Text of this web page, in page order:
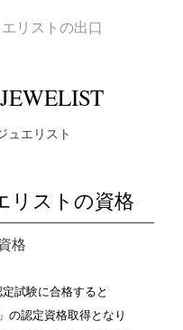
リストの出口
ュエリスト
リストの資格
格
試験に合格すると
の認定資格取得となり